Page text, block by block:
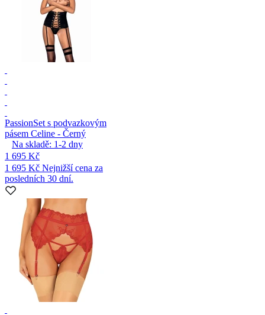
PassionSet s podvazkovým
pásem Celine - Černý
Na skladě: 1-2 dny
1 695 Kč
1 695 Kč Nejnižší cena za
posledních 30 dní.